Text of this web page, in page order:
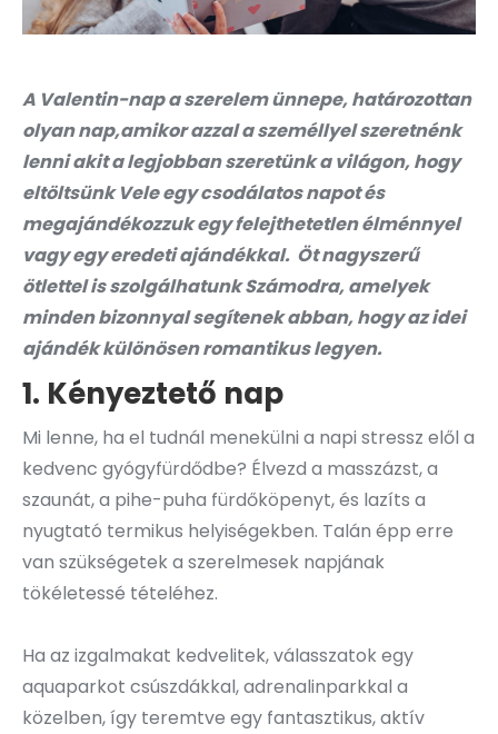
A Valentin-nap a szerelem ünnepe, határozottan
olyan nap,amikor azzal a személlyel szeretnénk
lenni akit a legjobban szeretünk a világon, hogy
eltöltsünk Vele egy csodálatos napot és
megajándékozzuk egy felejthetetlen élménnyel
vagy egy eredeti ajándékkal. Öt nagyszerű
ötlettel is szolgálhatunk Számodra, amelyek
minden bizonnyal segítenek abban, hogy az idei
ajándék különösen romantikus legyen.
1. Kényeztető nap
Mi lenne, ha el tudnál menekülni a napi stressz elől a
kedvenc gyógyfürdődbe? Élvezd a masszázst, a
szaunát, a pihe-puha fürdőköpenyt, és lazíts a
nyugtató termikus helyiségekben. Talán épp erre
van szükségetek a szerelmesek napjának
tökéletessé tételéhez.
Ha az izgalmakat kedvelitek, válasszatok egy
aquaparkot csúszdákkal, adrenalinparkkal a
közelben, így teremtve egy fantasztikus, aktív